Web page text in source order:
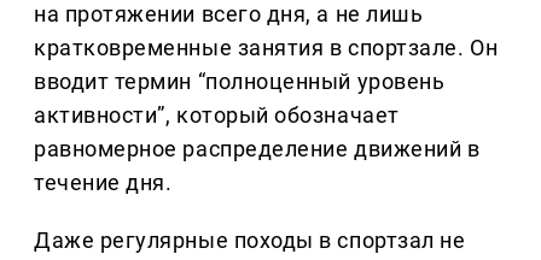
на протяжении всего дня, а не лишь
кратковременные занятия в спортзале. Он
вводит термин “полноценный уровень
активности”, который обозначает
равномерное распределение движений в
течение дня.
Даже регулярные походы в спортзал не